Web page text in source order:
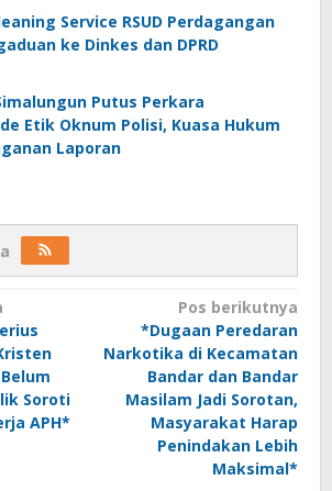
Service RSUD Perdagangan
ke Dinkes dan DPRD
Putus Perkara
Etik Oknum Polisi, Kuasa Hukum
Laporan
Soroti
APH*
Pos berikutnya
*Dugaan Peredaran
Narkotika di Kecamatan
Bandar dan Bandar
Masilam Jadi Sorotan,
Masyarakat Harap
Penindakan Lebih
Maksimal*